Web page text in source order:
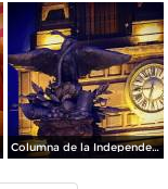
Columna de la Independencia de noche